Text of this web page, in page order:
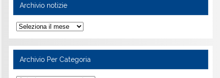
Archivio notizie
Archivio Per Categoria